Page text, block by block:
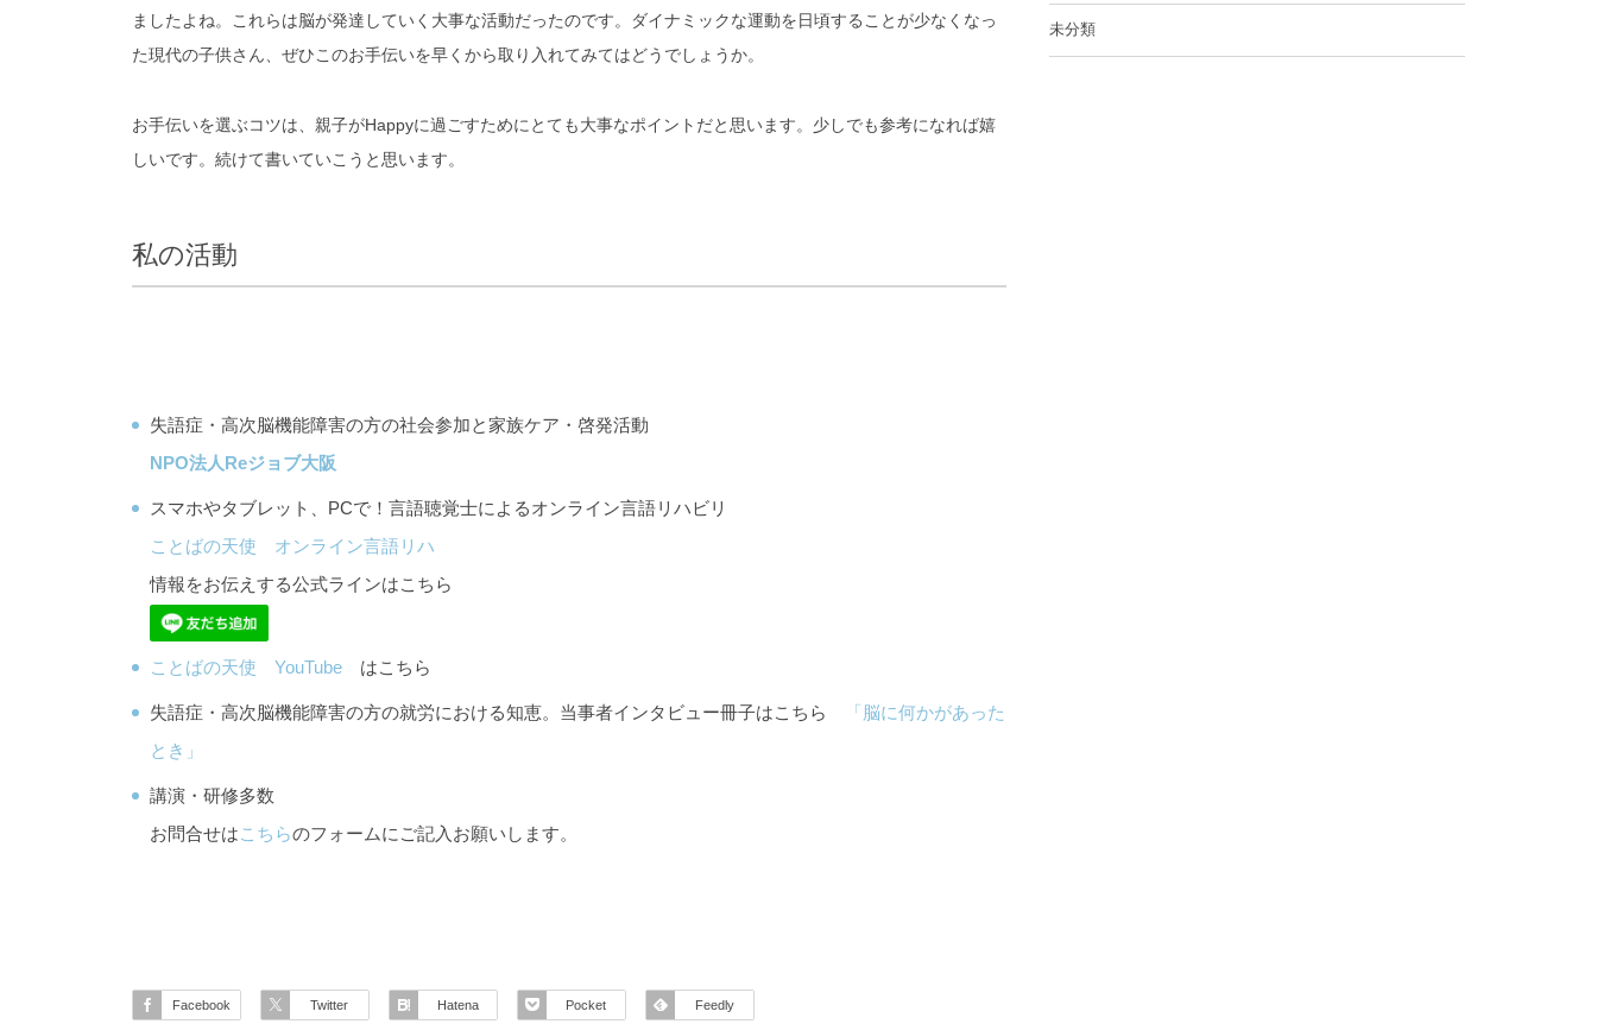
ましたよね。これらは脳が発達していく大事な活動だったのです。ダイナミックな運動を日頃することが少なくなっ
た現代の子供さん、ぜひこのお手伝いを早くから取り入れてみてはどうでしょうか。
お手伝いを選ぶコツは、親子がHappyに過ごすためにとても大事なポイントだと思います。少しでも参考になれば嬉
しいです。続けて書いていこうと思います。
私の活動
失語症・高次脳機能障害の方の社会参加と家族ケア・啓発活動
NPO法人Reジョブ大阪
スマホやタブレット、PCで！言語聴覚士によるオンライン言語リハビリ
ことばの天使 オンライン言語リハ
情報をお伝えする公式ラインはこちら
ことばの天使 YouTube はこちら
失語症・高次脳機能障害の方の就労における知恵。当事者インタビュー冊子はこちら
「脳に何かがあった
とき」
講演・研修多数
お問合せはこちらのフォームにご記入お願いします。
Facebook Twitter Hatena Pocket Feedly
未分類